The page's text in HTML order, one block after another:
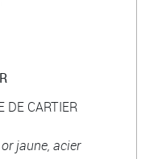
DE CARTIER
jaune, acier